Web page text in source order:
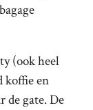
(ook heel
koffie en
de gate. De